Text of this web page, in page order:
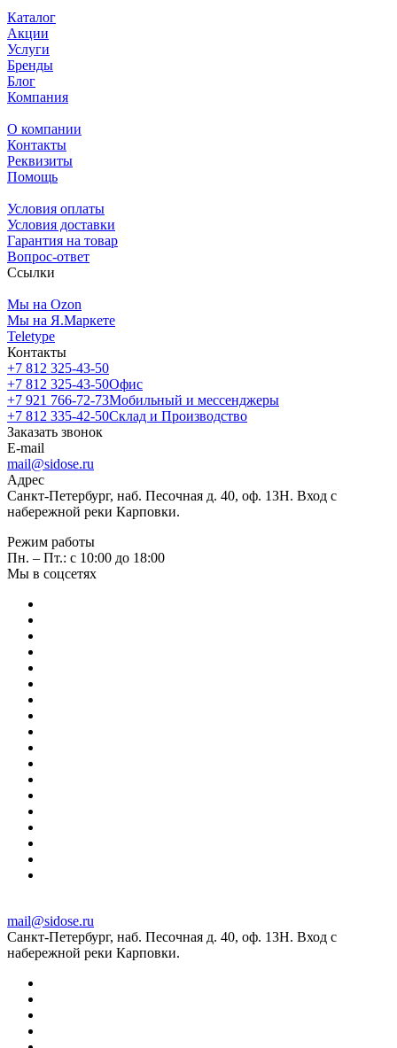
Каталог
Акции
Услуги
Бренды
Блог
Компания
О компании
Контакты
Реквизиты
Помощь
Условия оплаты
Условия доставки
Гарантия на товар
Вопрос-ответ
Ссылки
Мы на Ozon
Мы на Я.Маркете
Teletype
Контакты
+7 812 325-43-50
+7 812 325-43-50Офис
+7 921 766-72-73Мобильный и мессенджеры
+7 812 335-42-50Склад и Производство
Заказать звонок
E-mail
mail@sidose.ru
Адрес
Санкт-Петербург, наб. Песочная д. 40, оф. 13Н. Вход с
набережной реки Карповки.
Режим работы
Пн. – Пт.: с 10:00 до 18:00
Мы в соцсетях
mail@sidose.ru
Санкт-Петербург, наб. Песочная д. 40, оф. 13Н. Вход с
набережной реки Карповки.